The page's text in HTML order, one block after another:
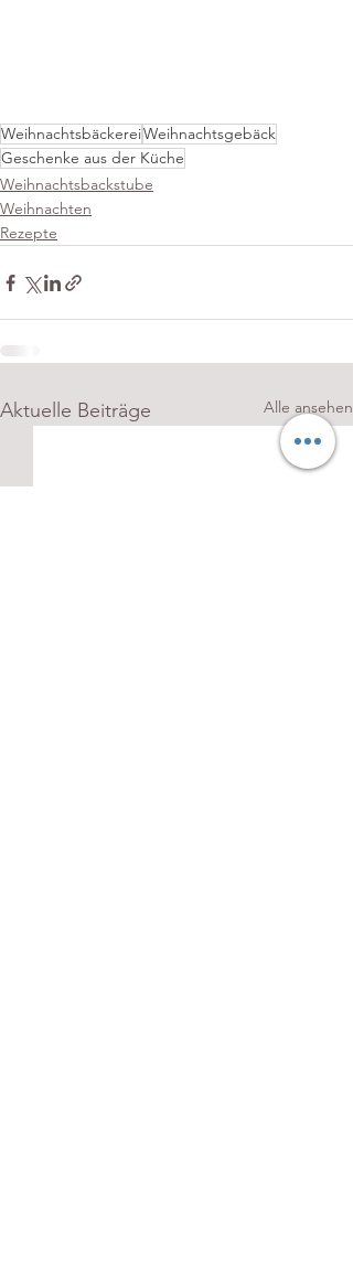
WeihnachtsbäckereiWeihnachtsgebäck
Geschenke aus der Küche
Weihnachtsbackstube
Weihnachten
Rezepte
Aktuelle Beiträge Alle ansehen